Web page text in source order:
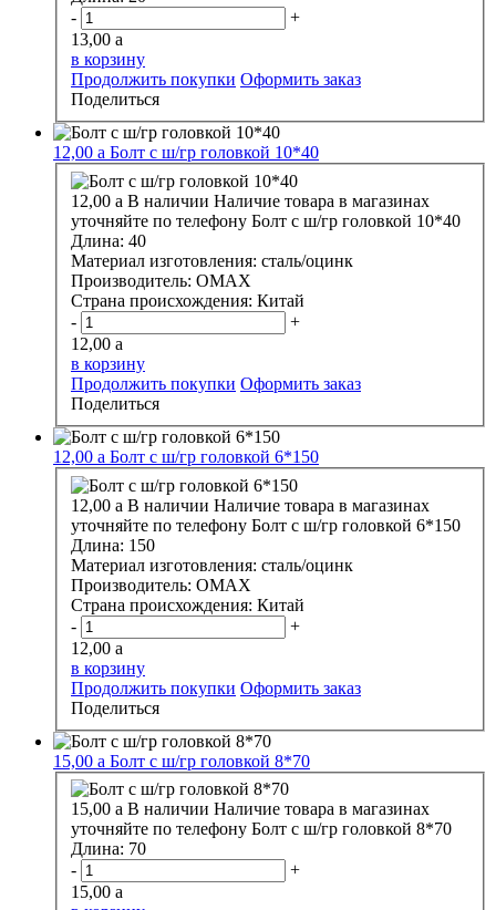
-
+
13,00 a
в корзину
Продолжить покупки Оформить заказ
Поделиться
12,00 a Болт с ш/гр головкой 10*40
12,00 a В наличии Наличие товара в магазинах
уточняйте по телефону
Болт с ш/гр головкой 10*40
Длина: 40
Материал изготовления: сталь/оцинк
Производитель: OMAX
Страна происхождения: Китай
-
+
12,00 a
в корзину
Продолжить покупки Оформить заказ
Поделиться
12,00 a Болт с ш/гр головкой 6*150
12,00 a В наличии Наличие товара в магазинах
уточняйте по телефону
Болт с ш/гр головкой 6*150
Длина: 150
Материал изготовления: сталь/оцинк
Производитель: OMAX
Страна происхождения: Китай
-
+
12,00 a
в корзину
Продолжить покупки Оформить заказ
Поделиться
15,00 a Болт с ш/гр головкой 8*70
15,00 a В наличии Наличие товара в магазинах
уточняйте по телефону
Болт с ш/гр головкой 8*70
Длина: 70
-
+
15,00 a